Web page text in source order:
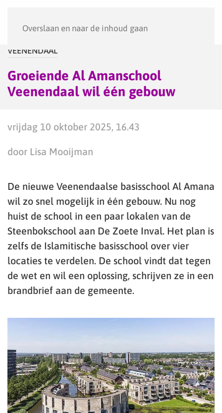
Overslaan en naar de inhoud gaan
VEENENDAAL
Groeiende Al Amanschool
Veenendaal wil één gebouw
vrijdag 10 oktober 2025, 16.43
door Lisa Mooijman
De nieuwe Veenendaalse basisschool Al Amana
wil zo snel mogelijk in één gebouw. Nu nog
huist de school in een paar lokalen van de
Steenbokschool aan De Zoete Inval. Het plan is
zelfs de Islamitische basisschool over vier
locaties te verdelen. De school vindt dat tegen
de wet en wil een oplossing, schrijven ze in een
brandbrief aan de gemeente.